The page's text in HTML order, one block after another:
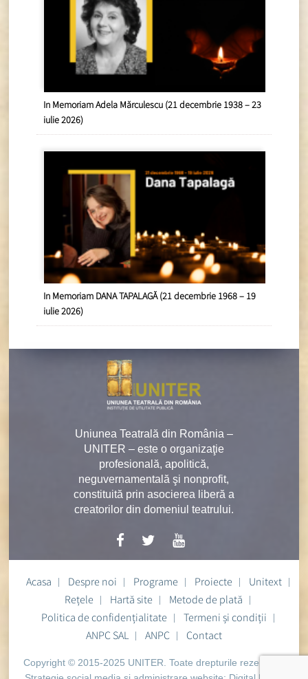
In Memoriam Adela Mărculescu (21 decembrie 1938 – 23
iulie 2026)
In Memoriam DANA TAPALAGĂ (21 decembrie 1968 – 19
iulie 2026)
Uniunea Teatrală din România –
UNITER – este o organizaţie
profesională, apolitică,
neguvernamentală şi nonprofit,
constituită prin asocierea liberă a
creatorilor din domeniul teatrului.
Acasa Despre noi Programe Proiecte
Unitext
Rețele
Hartă site
Metode de plată
Politica de confidențialitate
Termeni și condiții
ANPC SAL
ANPC Contact
Copyright © 2015-2025 UNITER. Toate drepturile rezervate.